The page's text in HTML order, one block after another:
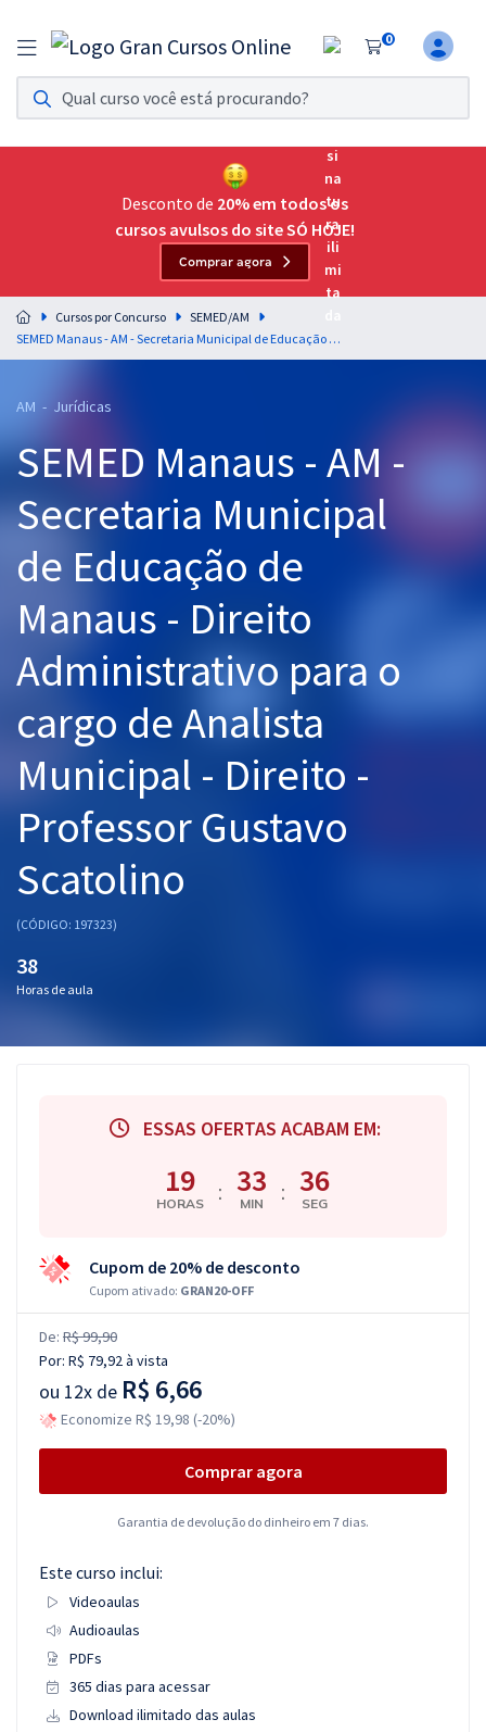
0
Assinatura Ilimitada 11
Acesso a todos os cursos. Teste grátis por 7 dias!
Assinatura OAB Até Passar
Acesso ilimitado a toda preparação para o Exame da
Residências Multiprofissionais
Preparação completa e intensiva para as principais
residências em saúde do Brasil
Cursos 20% OFF
Pós
Graduação
OAB
Mentorias
Aprovados
Desconto de 20% em todos os
cursos avulsos do site SÓ HOJE!
Comprar agora
Cursos por Concurso
SEMED/AM
SEMED Manaus - AM - Secretaria Municipal de Educação de Manaus - Direito Administrativo para o cargo de Analista Municipal - Direito - Professor Gustavo Scatolino
AM - Jurídicas
SEMED Manaus - AM -
Secretaria Municipal
de Educação de
Manaus - Direito
Administrativo para o
cargo de Analista
Municipal - Direito -
Professor Gustavo
Scatolino
(CÓDIGO: 197323)
38
Horas de aula
ESSAS OFERTAS ACABAM EM:
19
HORAS : 33
MIN : 36
SEG
Cupom de 20% de desconto
Cupom ativado: GRAN20-OFF
De: R$ 99,90
Por: R$ 79,92à vista
ou 12x de R$ 6,66
Economize R$ 19,98 (-20%)
Comprar agora
Garantia de devolução do dinheiro em 7 dias.
Este curso inclui:
Videoaulas
Audioaulas
PDFs
365 dias para acessar
Download ilimitado das aulas